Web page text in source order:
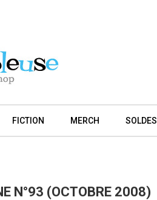
FICTION MERCH SOLDES
N°93 (OCTOBRE 2008)